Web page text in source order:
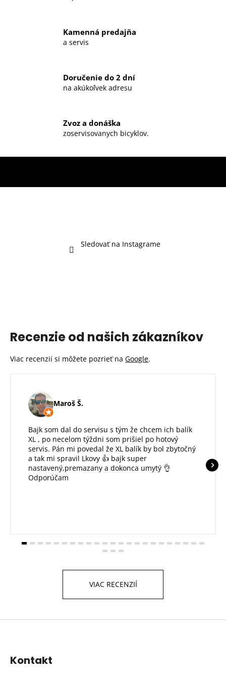
Kamenná predajňa
a servis
Doručenie do 2 dní
na akúkoľvek adresu
Zvoz a donáška
zoservisovanych bicyklov.
Sledovať na Instagrame
Recenzie od našich zákazníkov
Viac recenzií si môžete pozrieť na Google.
Maroš Š.
Bajk som dal do servisu s tým že chcem ich balík
XL , po necelom týždni som prišiel po hotový
servis. Pán mi povedal že XL balík by bol zbytočný
a tak mi spravil Lkovy 👍 bajk super
nastavený,premazany a dokonca umytý 👌
Odporúčam
VIAC RECENZIÍ
Z
Kontakt